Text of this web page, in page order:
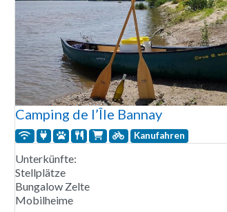
Camping de l’Île Bannay
Kanufahren
Unterkünfte:
Stellplätze
Bungalow Zelte
Mobilheime